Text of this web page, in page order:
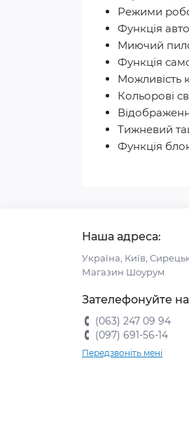
Режими
Функція
Миючий
Функція
Можливість
Кольорові
Тижневий
Функція
Наша адреса:
Україна, Київ,
Магазин Шоурум
Зателефонуйте
(063) 247 09 94
(097) 691-56-14
Передзвоніть мені